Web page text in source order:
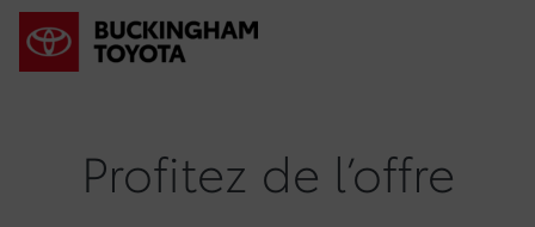
Profitez de l’offre